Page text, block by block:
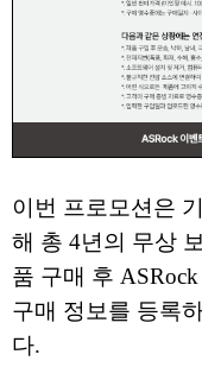
이번 프로모션은
해 총 4년의 무상
품 구매 후
구매 정보를 등록
다.